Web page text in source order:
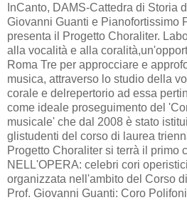
InCanto, DAMS-Cattedra di Storia
Giovanni Guanti e Pianofortissimo
presenta il Progetto Choraliter.
alla vocalità e alla
Roma Tre per approcciare e
musica, attraverso lo studio della
corale e delrepertorio ad essa
come ideale proseguimento del
musicale' che dal 2008 è stato
glistudenti del corso di laurea
Progetto Choraliter si terrà il primo
NELL'OPERA: celebri cori
organizzata nell'ambito del Corso
Prof. Giovanni Guanti: Coro